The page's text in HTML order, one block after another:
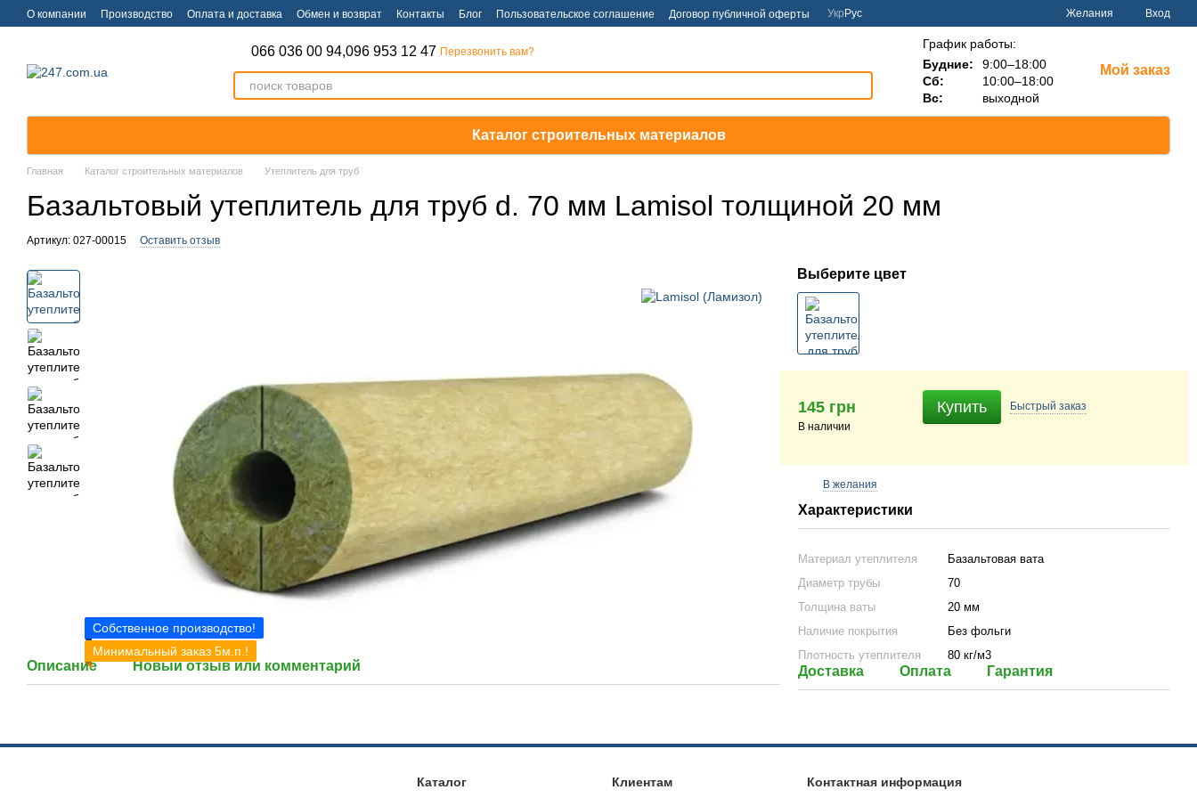
Перейти к основному контенту
О компании Производство Оплата и доставка Обмен и возврат Контакты Блог Пользовательское соглашение Договор публичной оферты Укр Рус Желания Вход
066 036 00 94,096 953 12 47 Перезвонить вам?
График работы:
Будние:
9:00–18:00
Сб:
10:00–18:00
Вс:
выходной
Мой заказ
Каталог строительных материалов
Главная Каталог строительных материалов Утеплитель для труб
Базальтовый утеплитель для труб d. 70 мм Lamisol толщиной 20 мм
Артикул: 027-00015 Оставить отзыв
Собственное производство!
Минимальный заказ 5м.п.!
Описание Новый отзыв или комментарий
Выберите цвет
145 грн
В наличии
Купить Быстрый заказ
В желания
Характеристики
Материал утеплителя
Базальтовая вата
Диаметр трубы
70
Толщина ваты
20 мм
Наличие покрытия
Без фольги
Плотность утеплителя
80 кг/м3
Доставка Оплата Гарантия
Каталог Клиентам Контактная информация